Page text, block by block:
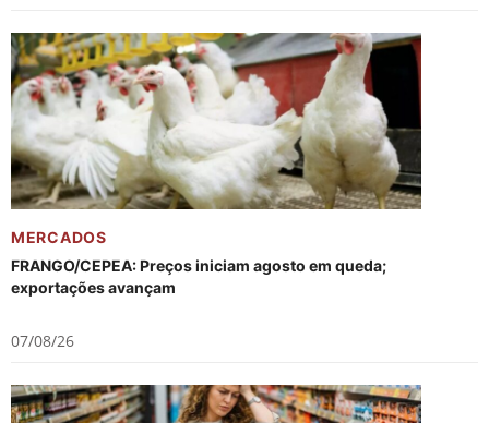
MERCADOS
FRANGO/CEPEA: Preços iniciam agosto em queda;
exportações avançam
07/08/26